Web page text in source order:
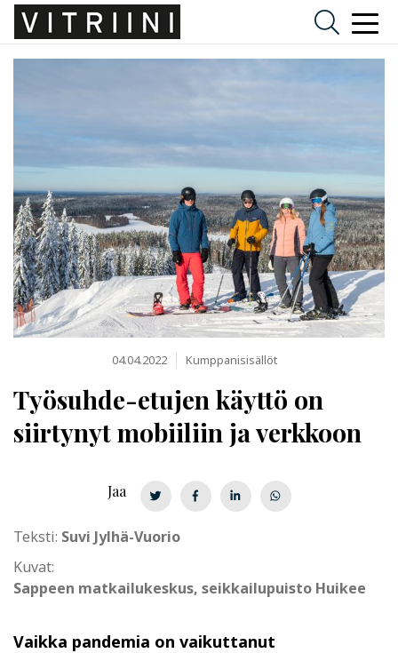
04.04.2022 Kumppanisisällöt
Työsuhde-etujen käyttö on
siirtynyt mobiiliin ja verkkoon
Teksti: Suvi Jylhä-Vuorio
Kuvat:
Sappeen matkailukeskus, seikkailupuisto Huikee
Vaikka pandemia on vaikuttanut
Jaa